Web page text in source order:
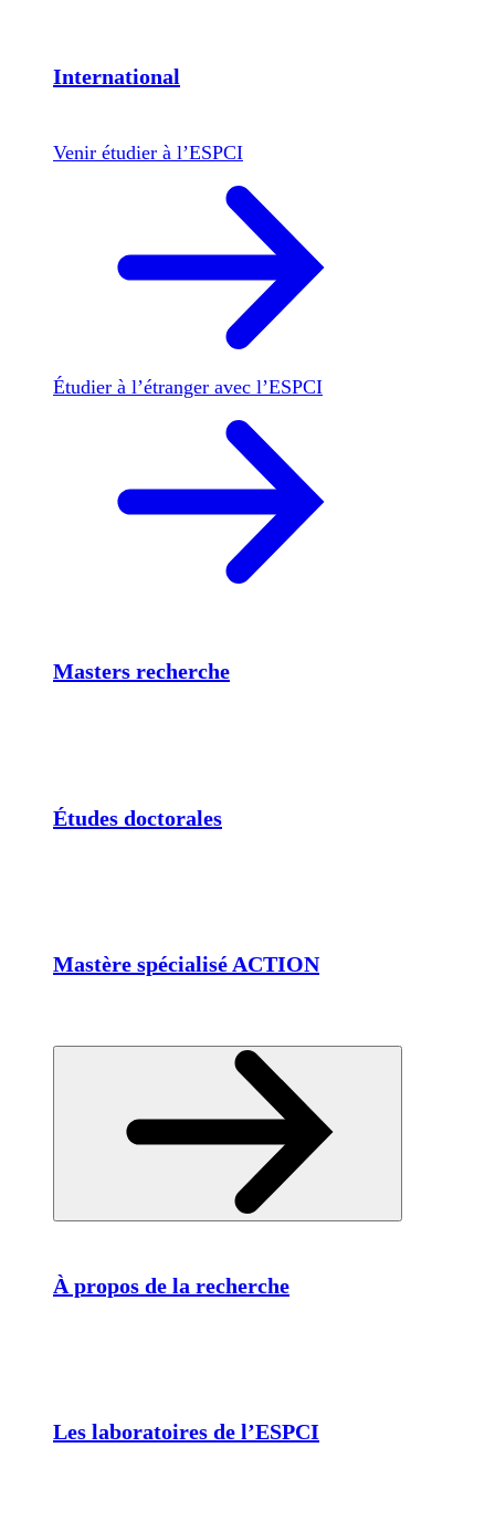
International
Venir étudier à l’ESPCI
Étudier à l’étranger avec l’ESPCI
Masters recherche
Études doctorales
Mastère spécialisé ACTION
À propos de la recherche
Les laboratoires de l’ESPCI